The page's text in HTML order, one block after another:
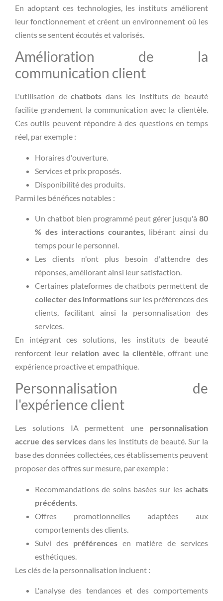
En adoptant ces technologies, les instituts améliorent
leur fonctionnement et créent un environnement où les
clients se sentent écoutés et valorisés.
Amélioration de la
communication client
L'utilisation dechatbots dans les instituts de beauté
facilite grandement la communication avec la clientèle.
Ces outils peuvent répondre à des questions en temps
réel, par exemple :
Horaires d'ouverture.
Services et prix proposés.
Disponibilité des produits.
Parmi les bénéfices notables :
Un chatbot bien programmé peut gérer jusqu'à 80
% des interactions courantes, libérant ainsi du
temps pour le personnel.
Les clients n'ont plus besoin d'attendre des
réponses, améliorant ainsi leur satisfaction.
Certaines plateformes de chatbots permettent de
collecter des informations sur les préférences des
clients, facilitant ainsi la personnalisation des
services.
En intégrant ces solutions, les instituts de beauté
renforcent leur relation avec la clientèle, offrant une
expérience proactive et empathique.
Personnalisation de
l'expérience client
Les solutions IA permettent une personnalisation
accrue des services dans les instituts de beauté. Sur la
base des données collectées, ces établissements peuvent
proposer des offres sur mesure, par exemple :
Recommandations de soins basées sur les achats
précédents.
Offres promotionnelles adaptées aux
comportements des clients.
Suivi des préférences en matière de services
esthétiques.
Les clés de la personnalisation incluent :
L'analyse des tendances et des comportements